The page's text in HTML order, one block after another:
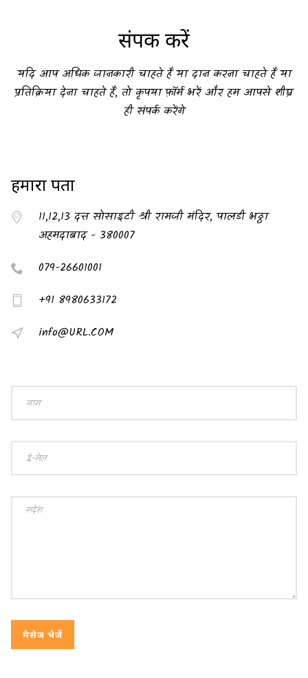
संपर्क करें
यदि आप अधिक जानकारी चाहते हैं या दान करना चाहते हैं या
प्रतिक्रिया देना चाहते हैं, तो कृपया फ़ॉर्म भरें और हम आपसे शीघ्र
ही संपर्क करेंगे
हमारा पता
11,12,13 दत्त सोसाइटी श्री रामजी मंदिर, पालडी भठ्ठा
अहमदाबाद - 380007
079-26601001
+91 8980633172
info@URL.COM